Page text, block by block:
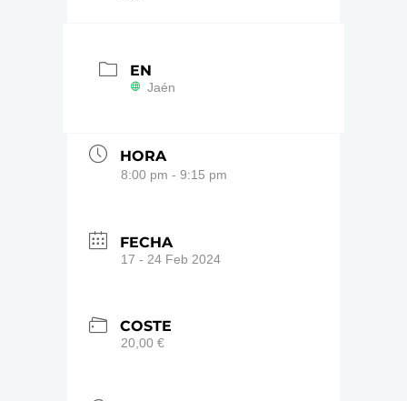
EN
Jaén
HORA
8:00 pm - 9:15 pm
FECHA
17 - 24 Feb 2024
COSTE
20,00 €